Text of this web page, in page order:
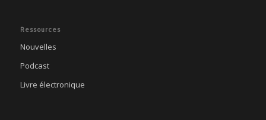
Ressources
Nouvelles
Podcast
Livre électronique